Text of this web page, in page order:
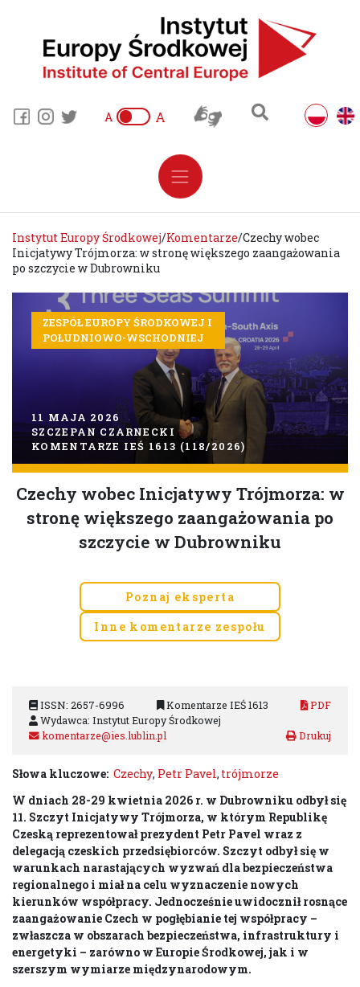
A A
Instytut Europy Środkowej/Komentarze/Czechy wobec
Inicjatywy Trójmorza: w stronę większego zaangażowania
po szczycie w Dubrowniku
ZESPÓŁ EUROPY ŚRODKOWEJ I
POŁUDNIOWO-WSCHODNIEJ
11 MAJA 2026
SZCZEPAN CZARNECKI
KOMENTARZE IEŚ 1613 (118/2026)
Czechy wobec Inicjatywy Trójmorza: w
stronę większego zaangażowania po
szczycie w Dubrowniku
Poznaj eksperta
Inne komentarze zespołu
ISSN: 2657-6996 Komentarze IEŚ 1613
PDF
Wydawca: Instytut Europy Środkowej
komentarze@ies.lublin.pl
Słowa kluczowe: Czechy, Petr Pavel, trójmorze
W dniach 28-29 kwietnia 2026 r. w Dubrowniku odbył się
11. Szczyt Inicjatywy Trójmorza, w którym Republikę
Czeską reprezentował prezydent Petr Pavel wraz z
delegacją czeskich przedsiębiorców. Szczyt odbył się w
warunkach narastających wyzwań dla bezpieczeństwa
regionalnego i miał na celu wyznaczenie nowych
kierunków współpracy. Jednocześnie uwidocznił rosnące
zaangażowanie Czech w pogłębianie tej współpracy –
zwłaszcza w obszarach bezpieczeństwa, infrastruktury i
energetyki – zarówno w Europie Środkowej, jak i w
szerszym wymiarze międzynarodowym.